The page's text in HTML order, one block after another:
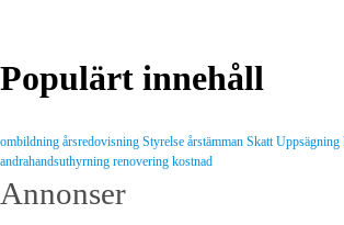
Populärt innehåll
ombildning årsredovisning Styrelse årstämman Skatt Uppsägning
andrahandsuthyrning renovering kostnad
Annonser